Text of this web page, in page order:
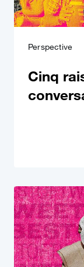
Perspective
Cinq